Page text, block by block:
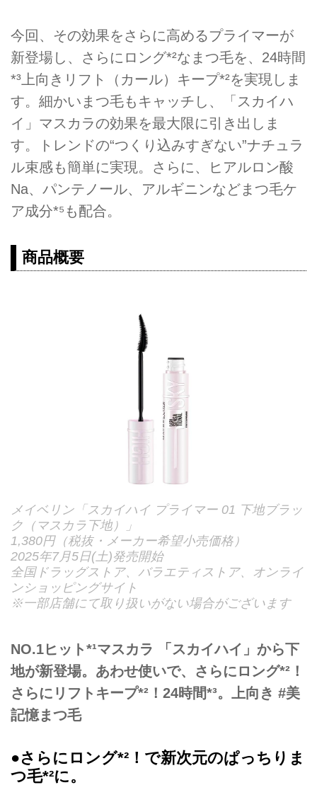
今回、その効果をさらに高めるプライマーが
新登場し、さらにロング*²なまつ毛を、24時間
*³上向きリフト（カール）キープ*²を実現しま
す。細かいまつ毛もキャッチし、「スカイハ
イ」マスカラの効果を最大限に引き出しま
す。トレンドの“つくり込みすぎない”ナチュラ
ル束感も簡単に実現。さらに、ヒアルロン酸
Na、パンテノール、アルギニンなどまつ毛ケ
ア成分*⁵も配合。
商品概要
メイベリン「スカイハイ プライマー 01 下地ブラッ
ク（マスカラ下地）」
1,380円（税抜・メーカー希望小売価格）
2025年7月5日(土)発売開始
全国ドラッグストア、バラエティストア、オンライ
ンショッピングサイト
※一部店舗にて取り扱いがない場合がございます
NO.1ヒット*¹マスカラ 「スカイハイ」から下
地が新登場。あわせ使いで、さらにロング*²！
さらにリフトキープ*²！24時間*³。上向き #美
記憶まつ毛
●さらにロング*²！で新次元のぱっちりま
つ毛*²に。